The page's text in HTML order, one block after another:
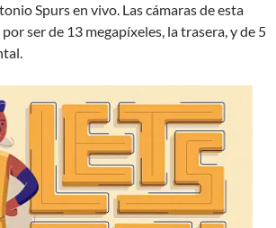
Spurs en vivo. Las cámaras de esta
ser de 13 megapíxeles, la trasera, y de 5